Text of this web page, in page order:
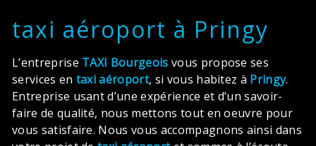
taxi aéroport à Pringy
L’entreprise TAXI Bourgeois vous propose ses
services en taxi aéroport, si vous habitez à Pringy.
Entreprise usant d’une expérience et d’un savoir-
faire de qualité, nous mettons tout en oeuvre pour
vous satisfaire. Nous vous accompagnons ainsi dans